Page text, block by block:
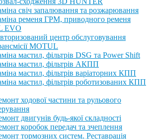
свіч запалювання та розжарювання
ременя ГРМ, приводного ременя
EVO
центр обслуговування
MOTUL
мастил, фільтрів DSG та Power Shift
мастил, фільтрів АКПП
мастил, фільтрів варіаторних КПП
мастил, фільтрів роботизованих КПП
ходової частини та рульового
двигунів будь-якої складності
коробок передач та зчеплення
тормозних систем. Реставрація